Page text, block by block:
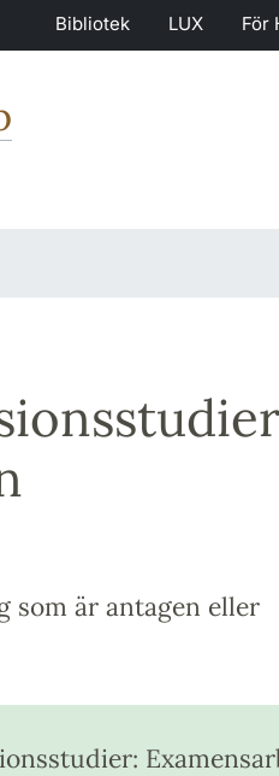
Bibliotek LUX För
som är antagen eller